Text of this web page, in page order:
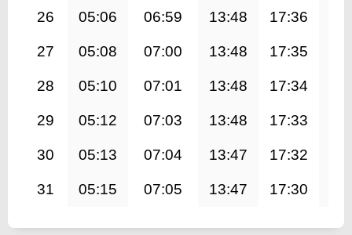
26 05:06 06:59 13:48 17:36
27 05:08 07:00 13:48 17:35
28 05:10 07:01 13:48 17:34
29 05:12 07:03 13:48 17:33
30 05:13 07:04 13:47 17:32
31 05:15 07:05 13:47 17:30